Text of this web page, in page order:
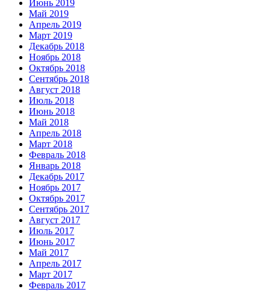
Июнь 2019
Май 2019
Апрель 2019
Март 2019
Декабрь 2018
Ноябрь 2018
Октябрь 2018
Сентябрь 2018
Август 2018
Июль 2018
Июнь 2018
Май 2018
Апрель 2018
Март 2018
Февраль 2018
Январь 2018
Декабрь 2017
Ноябрь 2017
Октябрь 2017
Сентябрь 2017
Август 2017
Июль 2017
Июнь 2017
Май 2017
Апрель 2017
Март 2017
Февраль 2017